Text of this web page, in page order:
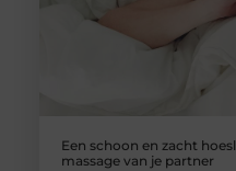
Een schoon en zacht
massage van je partner